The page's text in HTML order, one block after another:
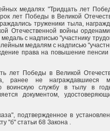
медалях "Тридцать лет
лет Победы в Великой
труженики тыла,
Отечественной войны
с надписью "участнику
медалям с надписью
права на повышение пенсии
лет Победы в Великой
ранее не награждавшиеся
воинскую службу в тылу в
документом,
подтвержденное в
"б" статьи 68 Закона .